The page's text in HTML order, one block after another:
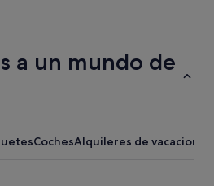
a un mundo de
CochesAlquileres de vacaciones